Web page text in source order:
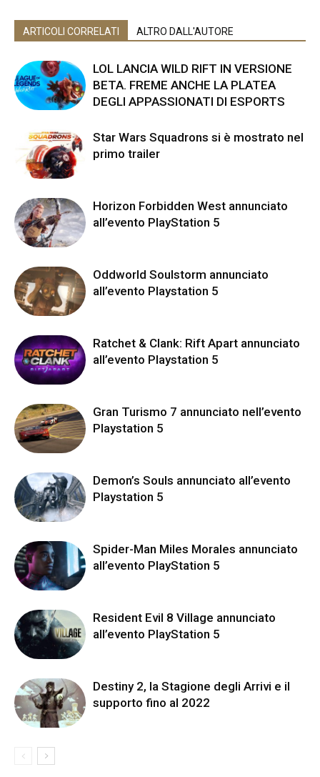
ARTICOLI CORRELATI ALTRO DALL'AUTORE
LOL LANCIA WILD RIFT IN VERSIONE
BETA. FREME ANCHE LA PLATEA
DEGLI APPASSIONATI DI ESPORTS
Star Wars Squadrons si è mostrato nel
primo trailer
Horizon Forbidden West annunciato
all’evento PlayStation 5
Oddworld Soulstorm annunciato
all’evento Playstation 5
Ratchet & Clank: Rift Apart annunciato
all’evento Playstation 5
Gran Turismo 7 annunciato nell’evento
Playstation 5
Demon’s Souls annunciato all’evento
Playstation 5
Spider-Man Miles Morales annunciato
all’evento PlayStation 5
Resident Evil 8 Village annunciato
all’evento PlayStation 5
Destiny 2, la Stagione degli Arrivi e il
supporto fino al 2022